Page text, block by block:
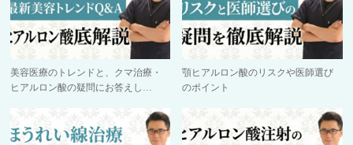
美容医療のトレンドと、クマ治療・
ヒアルロン酸の疑問にお答えし…
顎ヒアルロン酸のリスクや医師選び
のポイント